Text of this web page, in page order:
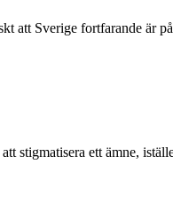
att Sverige fortfarande är
stigmatisera ett ämne,